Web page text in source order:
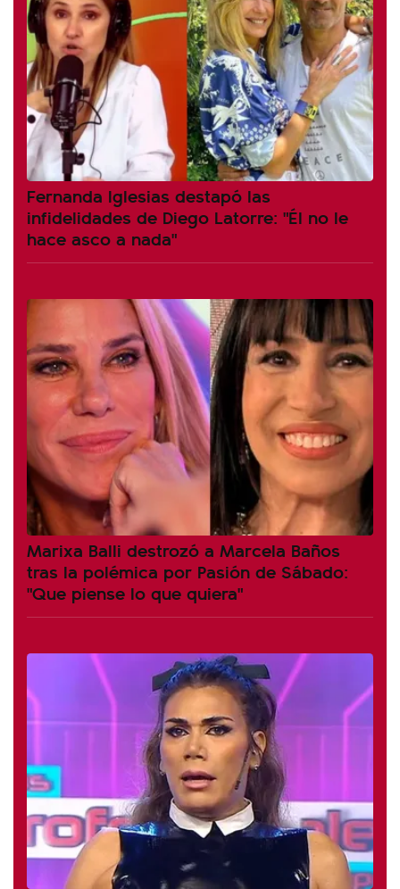
Fernanda Iglesias destapó las
infidelidades de Diego Latorre: "Él no le
hace asco a nada"
Marixa Balli destrozó a Marcela Baños
tras la polémica por Pasión de Sábado:
"Que piense lo que quiera"